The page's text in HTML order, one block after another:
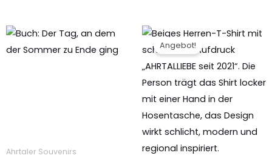
werden
Ahrtaler Souvenirs
Dieses
Produkt
Optionen
Angebot!
Ursprünglicher
Preis
war:
19,95 €
Aktueller
Preis
ist:
15,50 €.
Dieses
Produkt
weist
mehrere
Varianten
auf.
Die
Optionen